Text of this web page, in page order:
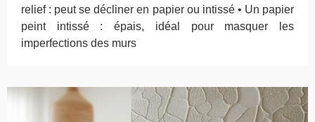
relief : peut se décliner en papier ou intissé • Un papier
peint intissé : épais, idéal pour masquer les
imperfections des murs